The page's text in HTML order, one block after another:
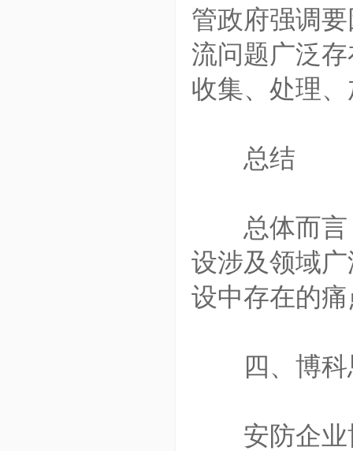
管政府强调
流问题广泛
收集、处理
总结
总体而言，
设涉及领域
设中存在的
四、博科
安防企业博